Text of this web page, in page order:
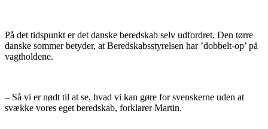
På det tidspunkt er det danske beredskab selv udfordret. Den tørre
danske sommer betyder, at Beredskabsstyrelsen har ’dobbelt-op’ på
vagtholdene.
– Så vi er nødt til at se, hvad vi kan gøre for svenskerne uden at
svække vores eget beredskab, forklarer Martin.